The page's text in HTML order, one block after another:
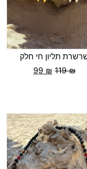
תליון חי חלק
119₪
99₪